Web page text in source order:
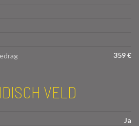
359 €
VELD
Ja